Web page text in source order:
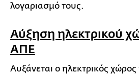
λογαριασμό τους.
Αύξηση ηλεκτρικού
ΑΠΕ
Αυξάνεται ο ηλεκτρικός